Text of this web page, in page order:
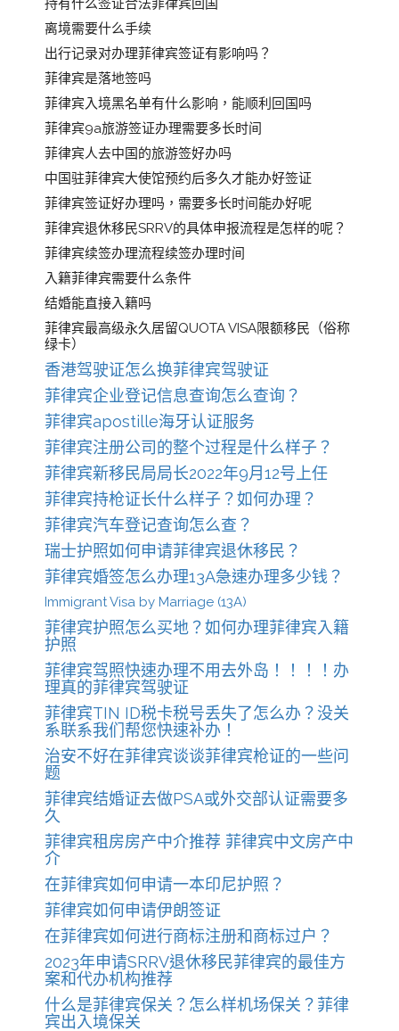
持有什么签证合法菲律宾回国
离境需要什么手续
出行记录对办理菲律宾签证有影响吗？
菲律宾是落地签吗
菲律宾入境黑名单有什么影响，能顺利回国吗
菲律宾9a旅游签证办理需要多长时间
菲律宾人去中国的旅游签好办吗
中国驻菲律宾大使馆预约后多久才能办好签证
菲律宾签证好办理吗，需要多长时间能办好呢
菲律宾退休移民SRRV的具体申报流程是怎样的呢？
菲律宾续签办理流程续签办理时间
入籍菲律宾需要什么条件
结婚能直接入籍吗
菲律宾最高级永久居留QUOTA VISA限额移民（俗称
绿卡）
香港驾驶证怎么换菲律宾驾驶证
菲律宾企业登记信息查询怎么查询？
菲律宾apostille海牙认证服务
菲律宾注册公司的整个过程是什么样子？
菲律宾新移民局局长2022年9月12号上任
菲律宾持枪证长什么样子？如何办理？
菲律宾汽车登记查询怎么查？
瑞士护照如何申请菲律宾退休移民？
菲律宾婚签怎么办理13A急速办理多少钱？
Immigrant Visa by Marriage (13A)
菲律宾护照怎么买地？如何办理菲律宾入籍
护照
菲律宾驾照快速办理不用去外岛！！！！办
理真的菲律宾驾驶证
菲律宾TIN ID税卡税号丢失了怎么办？没关
系联系我们帮您快速补办！
治安不好在菲律宾谈谈菲律宾枪证的一些问
题
菲律宾结婚证去做PSA或外交部认证需要多
久
菲律宾租房房产中介推荐 菲律宾中文房产中
介
在菲律宾如何申请一本印尼护照？
菲律宾如何申请伊朗签证
在菲律宾如何进行商标注册和商标过户？
2023年申请SRRV退休移民菲律宾的最佳方
案和代办机构推荐
什么是菲律宾保关？怎么样机场保关？菲律
宾出入境保关